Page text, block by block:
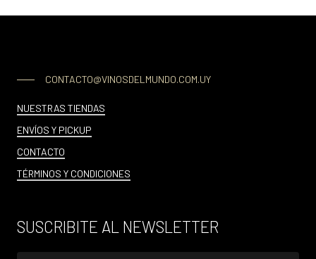
CONTACTO@VINOSDELMUNDO.COM.UY
NUESTRAS TIENDAS
ENVÍOS Y PICKUP
CONTACTO
TÉRMINOS Y CONDICIONES
SUSCRIBITE AL NEWSLETTER